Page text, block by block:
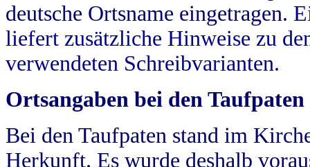
deutsche Ortsname eingetragen.
liefert zusätzliche Hinweise zu
verwendeten Schreibvarianten.
Ortsangaben bei den Taufpaten
Bei den Taufpaten stand im
Herkunft. Es wurde deshalb